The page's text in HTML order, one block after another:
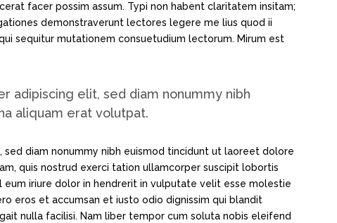
facer possim assum. Typi non habent claritatem insitam;
demonstraverunt lectores legere me lius quod ii
sequitur mutationem consuetudium lectorum. Mirum est
adipiscing elit, sed diam nonummy nibh
aliquam erat volutpat.
diam nonummy nibh euismod tincidunt ut laoreet dolore
quis nostrud exerci tation ullamcorper suscipit lobortis
iriure dolor in hendrerit in vulputate velit esse molestie
eros et accumsan et iusto odio dignissim qui blandit
nulla facilisi. Nam liber tempor cum soluta nobis eleifend